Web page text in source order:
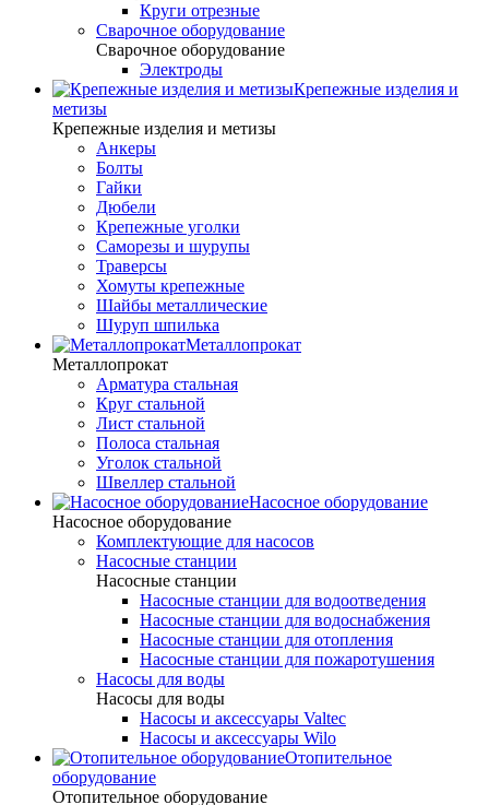
Круги отрезные
Сварочное оборудование
Сварочное оборудование
Электроды
Крепежные изделия и
метизы
Крепежные изделия и метизы
Анкеры
Болты
Гайки
Дюбели
Крепежные уголки
Саморезы и шурупы
Траверсы
Хомуты крепежные
Шайбы металлические
Шуруп шпилька
Металлопрокат
Металлопрокат
Арматура стальная
Круг стальной
Лист стальной
Полоса стальная
Уголок стальной
Швеллер стальной
Насосное оборудование
Насосное оборудование
Комплектующие для насосов
Насосные станции
Насосные станции
Насосные станции для водоотведения
Насосные станции для водоснабжения
Насосные станции для отопления
Насосные станции для пожаротушения
Насосы для воды
Насосы для воды
Насосы и аксессуары Valtec
Насосы и аксессуары Wilo
Отопительное
оборудование
Отопительное оборудование